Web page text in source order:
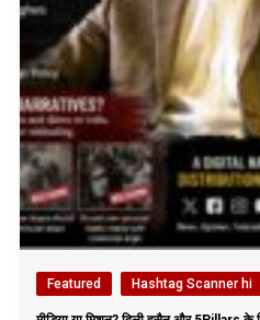
Featured Hashtag Scanner hi